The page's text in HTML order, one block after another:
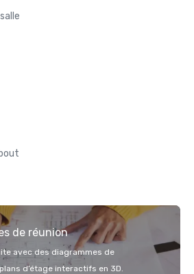
de réunion
avec des diagrammes de
d’étage interactifs en 3D.